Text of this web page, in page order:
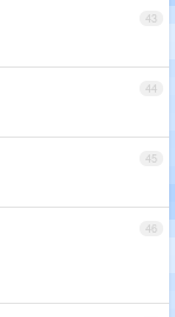
43
44
45
46